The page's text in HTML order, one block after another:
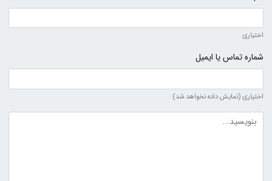
اختیاری
شماره تماس یا ایمیل
اختیاری (نمایش داده نخواهد شد)
متن دیدگاه